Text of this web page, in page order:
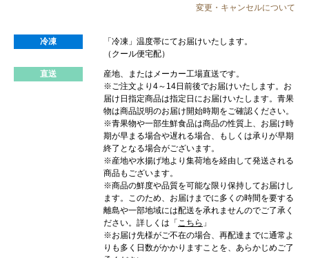
変更・キャンセルについて
冷凍
「冷凍」温度帯にてお届けいたします。
（クール便宅配）
直送
産地、またはメーカー工場直送です。
※ご注文より4～14日前後でお届けいたします。お
届け日指定商品は指定日にお届けいたします。青果
物は商品説明のお届け開始時期をご確認ください。
※青果物や一部生鮮食品は商品の性質上、お届け時
期が早まる場合や遅れる場合、もしくは承りが早期
終了となる場合がございます。
※産地や水揚げ地より集荷地を経由して発送される
商品もございます。
※商品の鮮度や品質を可能な限り保持してお届けし
ます。このため、お届けまでに多くの時間を要する
離島や一部地域には配送を承れませんのでご了承く
ださい。詳しくは「 こちら 」
※お届け先様がご不在の場合、再配達までに通常よ
りも多く日数がかかりますことを、あらかじめご了